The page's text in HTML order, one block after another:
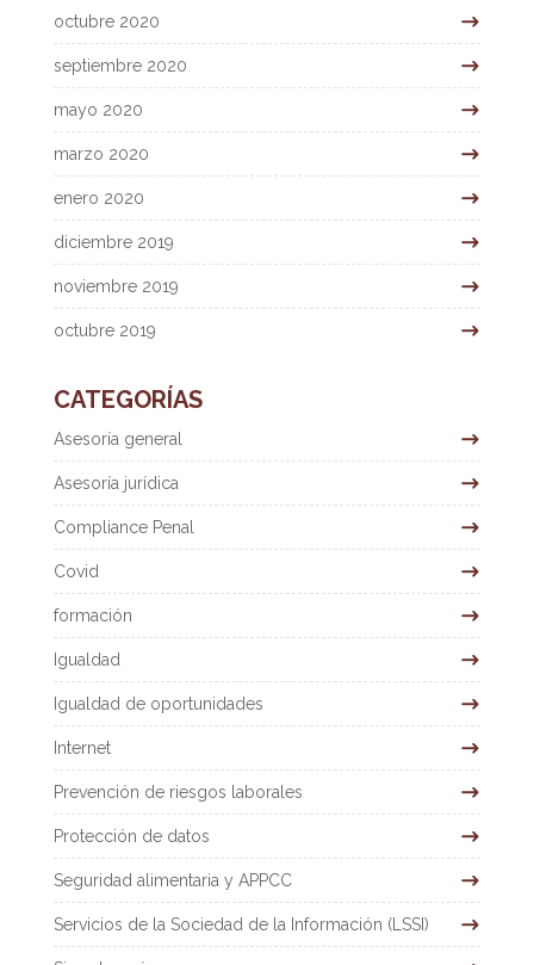
octubre 2020
septiembre 2020
mayo 2020
marzo 2020
enero 2020
diciembre 2019
noviembre 2019
octubre 2019
CATEGORÍAS
Asesoría general
Asesoría jurídica
Compliance Penal
Covid
formación
Igualdad
Igualdad de oportunidades
Internet
Prevención de riesgos laborales
Protección de datos
Seguridad alimentaria y APPCC
Servicios de la Sociedad de la Información (LSSI)